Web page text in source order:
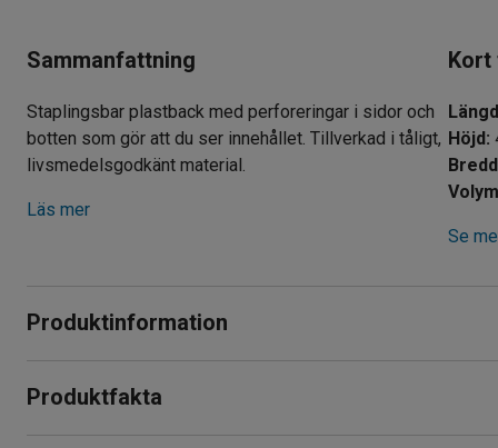
Sammanfattning
Staplingsbar plastback med perforeringar i sidor och
botten som gör att du ser innehållet. Tillverkad i tåligt,
livsmedelsgodkänt material.
Läs mer
Kort
Längd
Höjd :
Bredd
Volym
Se
Produktinformation
vridstyv. Den har handtagshål som förenklar hanteringen
Produktfakta